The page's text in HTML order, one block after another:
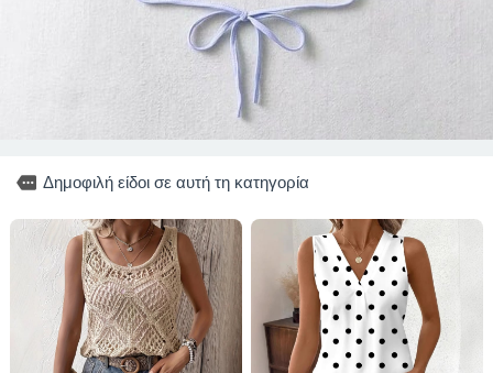
more Δημοφιλή είδοι σε αυτή τη κατηγορία